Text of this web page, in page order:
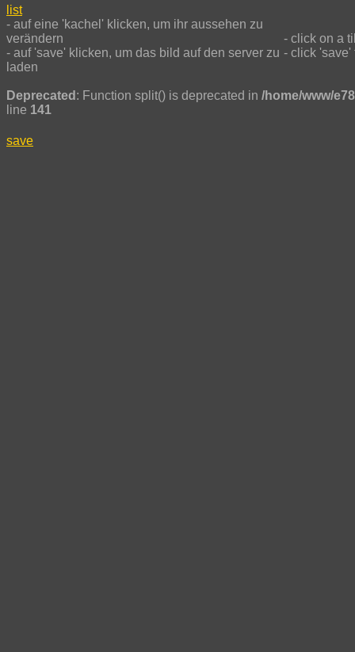
list
- auf eine 'kachel' klicken, um ihr aussehen zu
verändern
- auf 'save' klicken, um das bild auf den server zu
laden
- click on a
- click 'save'
Deprecated : Function split() is deprecated in /home/www/
line 141
save